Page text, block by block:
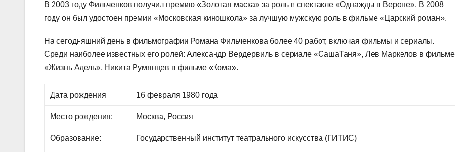
В 2003 году Фильченков получил премию «Золотая маска» за роль в спектакле «Однажды в Вероне». В 2008
году он был удостоен премии «Московская киношкола» за лучшую мужскую роль в фильме «Царский роман».
На сегодняшний день в фильмографии Романа Фильченкова более 40 работ, включая фильмы и сериалы.
Среди наиболее известных его ролей: Александр Вердервиль в сериале «СашаТаня», Лев Маркелов в фильме
«Жизнь Адель», Никита Румянцев в фильме «Кома».
Дата рождения: 16 февраля 1980 года
Место рождения: Москва, Россия
Образование: Государственный институт театрального искусства (ГИТИС)